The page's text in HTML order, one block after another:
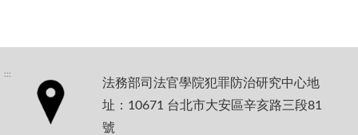
:::
法務部司法官學院犯罪防治研究中心地
址：10671 台北市大安區辛亥路三段81
號